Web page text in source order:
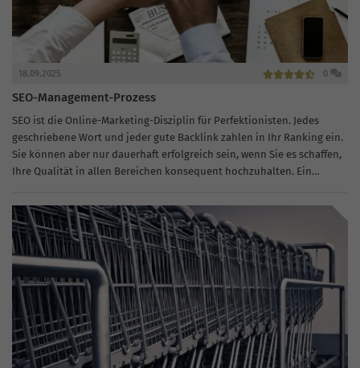
18.09.2025 0
SEO-Management-Prozess
SEO ist die Online-Marketing-Disziplin für Perfektionisten. Jedes
geschriebene Wort und jeder gute Backlink zahlen in Ihr Ranking ein.
Sie können aber nur dauerhaft erfolgreich sein, wenn Sie es schaffen,
Ihre Qualität in allen Bereichen konsequent hochzuhalten. Ein